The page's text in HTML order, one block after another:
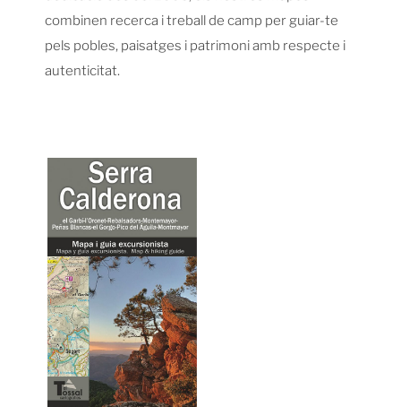
combinen recerca i treball de camp per guiar-te
pels pobles, paisatges i patrimoni amb respecte i
autenticitat.